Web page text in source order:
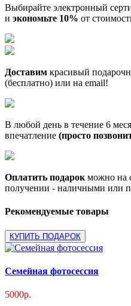
Выбирайте электронный
и экономьте 10% от
Доставим красивый
(бесплатно) или на email!
В любой день в течение 6
впечатление (просто
Оплатить подарок можно на
получении - наличными или
Рекомендуемые товары
КУПИТЬ ПОДАРОК
Семейная фотосессия
5000р.